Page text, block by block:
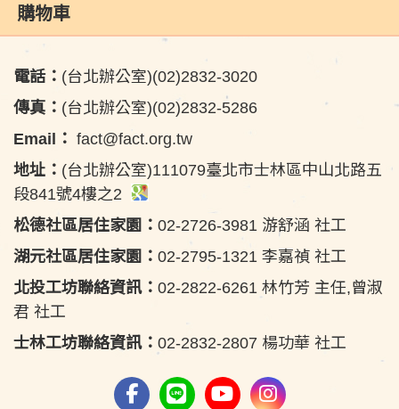
購物車
電話： (台北辦公室)(02)2832-3020
傳真： (台北辦公室)(02)2832-5286
Email： fact@fact.org.tw
地址： (台北辦公室)111079臺北市士林區中山北路五
段841號4樓之2
松德社區居住家園： 02-2726-3981 游舒涵 社工
湖元社區居住家園： 02-2795-1321 李嘉禎 社工
北投工坊聯絡資訊： 02-2822-6261 林竹芳 主任,曾淑
君 社工
士林工坊聯絡資訊： 02-2832-2807 楊功華 社工